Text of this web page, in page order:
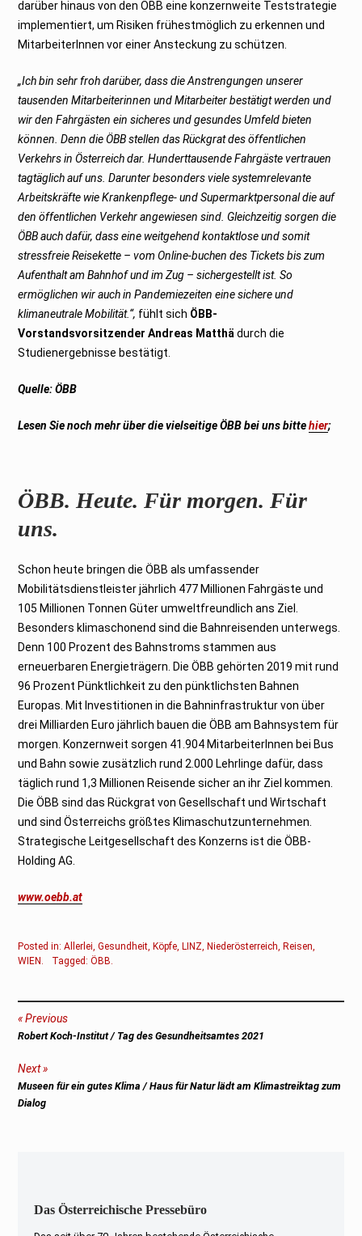
darüber hinaus von den ÖBB eine konzernweite Teststrategie
implementiert, um Risiken frühestmöglich zu erkennen und
MitarbeiterInnen vor einer Ansteckung zu schützen.
„Ich bin sehr froh darüber, dass die Anstrengungen unserer
tausenden Mitarbeiterinnen und Mitarbeiter bestätigt werden und
wir den Fahrgästen ein sicheres und gesundes Umfeld bieten
können. Denn die ÖBB stellen das Rückgrat des öffentlichen
Verkehrs in Österreich dar. Hunderttausende Fahrgäste vertrauen
tagtäglich auf uns. Darunter besonders viele systemrelevante
Arbeitskräfte wie Krankenpflege- und Supermarktpersonal die auf
den öffentlichen Verkehr angewiesen sind. Gleichzeitig sorgen die
ÖBB auch dafür, dass eine weitgehend kontaktlose und somit
stressfreie Reisekette – vom Online-buchen des Tickets bis zum
Aufenthalt am Bahnhof und im Zug – sichergestellt ist. So
ermöglichen wir auch in Pandemiezeiten eine sichere und
klimaneutrale Mobilität.“, fühlt sich ÖBB-
Vorstandsvorsitzender Andreas Matthädurch die
Studienergebnisse bestätigt.
Quelle:ÖBB
Lesen Sie noch mehr über die vielseitigeÖBBbei uns bittehier;
ÖBB. Heute. Für morgen. Für
uns.
Schon heute bringen die ÖBB als umfassender
Mobilitätsdienstleister jährlich 477 Millionen Fahrgäste und
105 Millionen Tonnen Güter umweltfreundlich ans Ziel.
Besonders klimaschonend sind die Bahnreisenden unterwegs.
Denn 100 Prozent des Bahnstroms stammen aus
erneuerbaren Energieträgern. Die ÖBB gehörten 2019 mit rund
96 Prozent Pünktlichkeit zu den pünktlichsten Bahnen
Europas. Mit Investitionen in die Bahninfrastruktur von über
drei Milliarden Euro jährlich bauen die ÖBB am Bahnsystem für
morgen. Konzernweit sorgen 41.904 MitarbeiterInnen bei Bus
und Bahn sowie zusätzlich rund 2.000 Lehrlinge dafür, dass
täglich rund 1,3 Millionen Reisende sicher an ihr Ziel kommen.
Die ÖBB sind das Rückgrat von Gesellschaft und Wirtschaft
und sind Österreichs größtes Klimaschutzunternehmen.
Strategische Leitgesellschaft des Konzerns ist die ÖBB-
Holding AG.
www.oebb.at
Posted in:Allerlei,Gesundheit,Köpfe,LINZ,Niederösterreich,Reisen,
WIEN. Tagged:ÖBB.
Beitragsnavigation
Previous
Previous
Robert Koch-Institut / Tag des Gesundheitsamtes 2021
Next
Next
post:
Museen für ein gutes Klima / Haus für Natur lädt am Klimastreiktag zum
Dialog
Das Österreichische Pressebüro